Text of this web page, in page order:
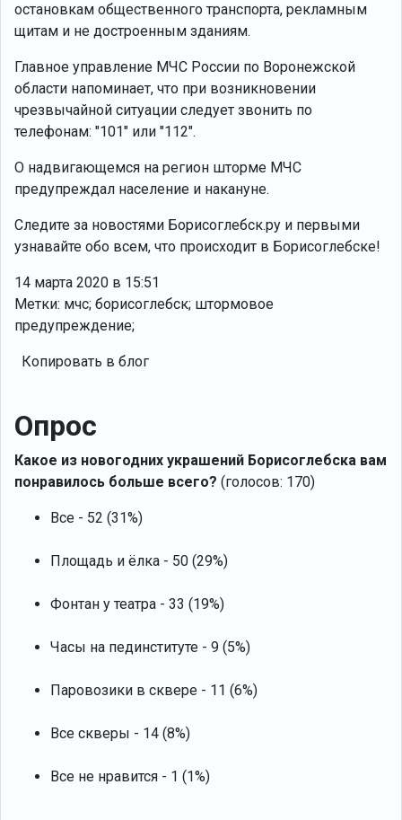
остановкам общественного транспорта, рекламным
щитам и не достроенным зданиям.
Главное управление МЧС России по Воронежской
области напоминает, что при возникновении
чрезвычайной ситуации следует звонить по
телефонам: "101" или "112".
О надвигающемся на регион шторме МЧС
предупреждал население и накануне.
Следите за новостями Борисоглебск.ру и первыми
узнавайте обо всем, что происходит в Борисоглебске!
14 марта 2020 в 15:51
Метки: мчс; борисоглебск; штормовое
предупреждение;
Копировать в блог
Опрос
Какое из новогодних украшений Борисоглебска вам
понравилось больше всего? (голосов: 170)
Все - 52 (31%)
Площадь и ёлка - 50 (29%)
Фонтан у театра - 33 (19%)
Часы на пединституте - 9 (5%)
Паровозики в сквере - 11 (6%)
Все скверы - 14 (8%)
Все не нравится - 1 (1%)